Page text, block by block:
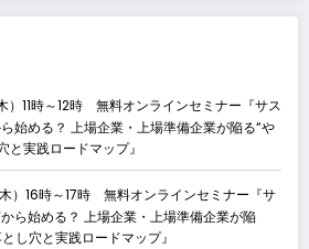
）11時～12時 無料オンラインセミナー『サス
始める？ 上場企業・上場準備企業が陥る“や
と実践ロードマップ』
）16時～17時 無料オンラインセミナー『サ
ら始める？ 上場企業・上場準備企業が陥
し穴と実践ロードマップ』